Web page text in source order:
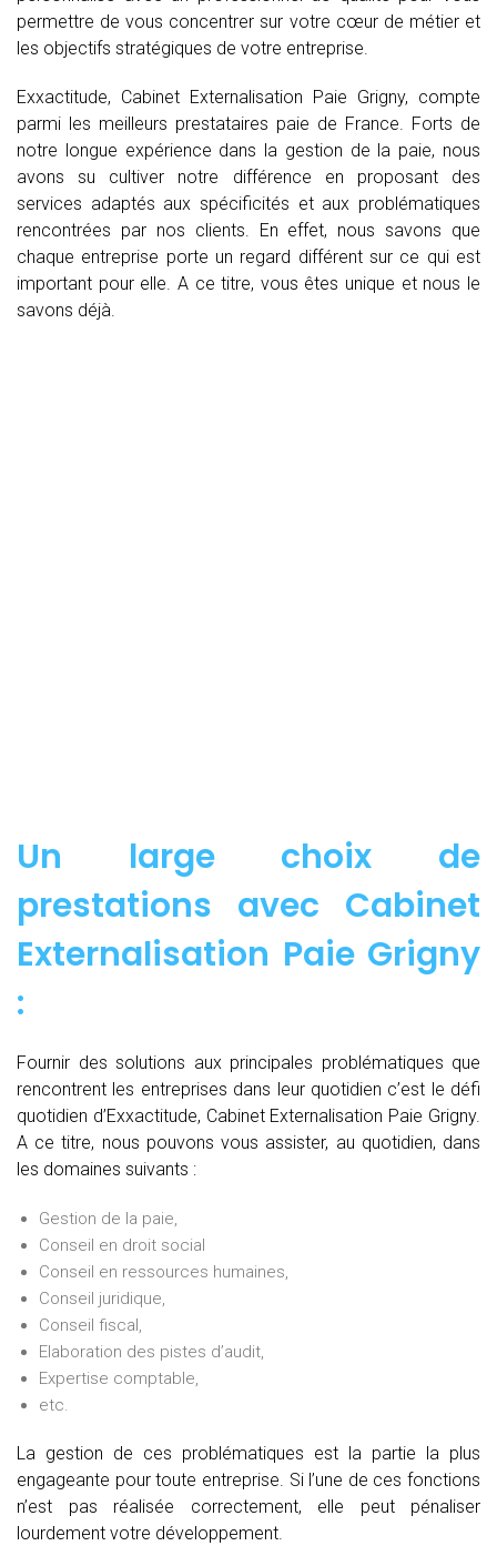
permettre de vous concentrer sur votre cœur de métier et
les objectifs stratégiques de votre entreprise.
Exxactitude, Cabinet Externalisation Paie Grigny, compte
parmi les meilleurs prestataires paie de France. Forts de
notre longue expérience dans la gestion de la paie, nous
avons su cultiver notre différence en proposant des
services adaptés aux spécificités et aux problématiques
rencontrées par nos clients. En effet, nous savons que
chaque entreprise porte un regard différent sur ce qui est
important pour elle. A ce titre, vous êtes unique et nous le
savons déjà.
Un large choix de
prestations avec Cabinet
Externalisation Paie Grigny
:
Fournir des solutions aux principales problématiques que
rencontrent les entreprises dans leur quotidien c’est le défi
quotidien d’Exxactitude, Cabinet Externalisation Paie Grigny.
A ce titre, nous pouvons vous assister, au quotidien, dans
les domaines suivants :
Gestion de la paie,
Conseil en droit social
Conseil en ressources humaines,
Conseil juridique,
Conseil fiscal,
Elaboration des pistes d’audit,
Expertise comptable,
etc.
La gestion de ces problématiques est la partie la plus
engageante pour toute entreprise. Si l’une de ces fonctions
n’est pas réalisée correctement, elle peut pénaliser
lourdement votre développement.